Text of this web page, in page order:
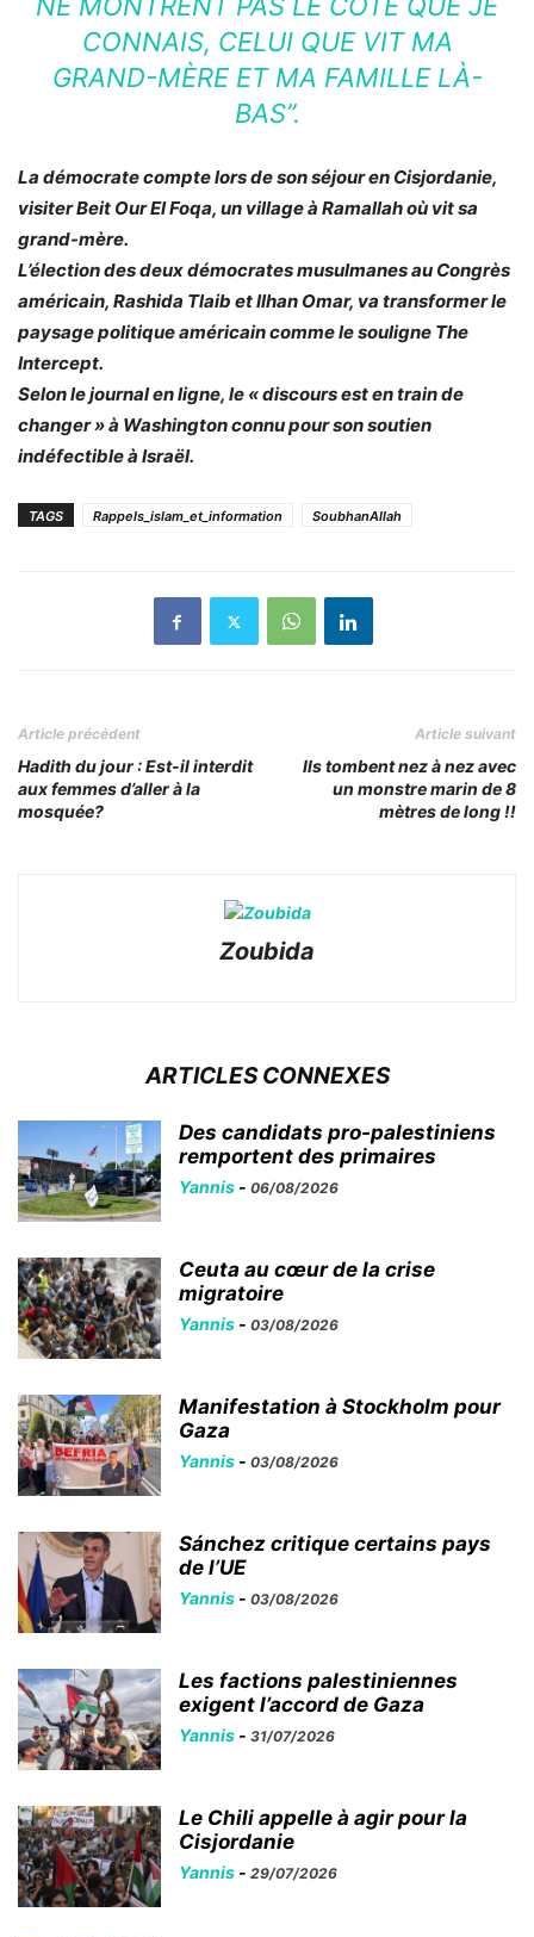
CONNAIS, CELUI QUE VIT MA
GRAND-MÈRE ET MA FAMILLE LÀ-
BAS”.
La démocrate compte lors de son séjour en Cisjordanie,
visiter Beit Our El Foqa, un village à Ramallah où vit sa
grand-mère.
L’élection des deux démocrates musulmanes au Congrès
américain, Rashida Tlaib et Ilhan Omar, va transformer le
paysage politique américain comme le souligne The
Intercept.
Selon le journal en ligne, le «discours est en train de
changer» à Washington connu pour son soutien
indéfectible à Israël.
TAGS Rappels_islam_et_information SoubhanAllah
Article précédent
Hadith du jour : Est-il interdit
aux femmes d’aller à la
mosquée?
Article suivant
Ils tombent nez à nez avec
un monstre marin de 8
mètres de long !!
Zoubida
ARTICLES CONNEXES
Des candidats pro-palestiniens
remportent des primaires
Yannis - 06/08/2026
Ceuta au cœur de la crise
migratoire
Yannis - 03/08/2026
Manifestation à Stockholm pour
Gaza
Yannis - 03/08/2026
Sánchez critique certains pays
de l’UE
Yannis - 03/08/2026
Les factions palestiniennes
exigent l’accord de Gaza
Yannis - 31/07/2026
Le Chili appelle à agir pour la
Cisjordanie
Yannis - 29/07/2026